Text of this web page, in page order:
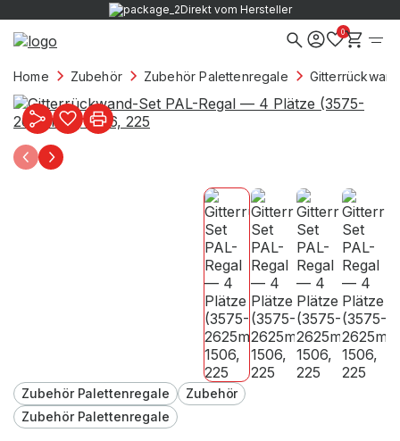
Direkt vom Hersteller
0
Home Zubehör Zubehör Palettenregale
Zubehör Palettenregale
Zubehör
Zubehör Palettenregale